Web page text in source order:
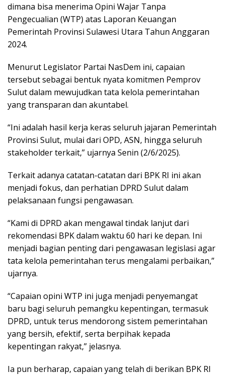
dimana bisa menerima Opini Wajar Tanpa
Pengecualian (WTP) atas Laporan Keuangan
Pemerintah Provinsi Sulawesi Utara Tahun Anggaran
2024.
Menurut Legislator Partai NasDem ini, capaian
tersebut sebagai bentuk nyata komitmen Pemprov
Sulut dalam mewujudkan tata kelola pemerintahan
yang transparan dan akuntabel.
“Ini adalah hasil kerja keras seluruh jajaran Pemerintah
Provinsi Sulut, mulai dari OPD, ASN, hingga seluruh
stakeholder terkait,” ujarnya Senin (2/6/2025).
Terkait adanya catatan-catatan dari BPK RI ini akan
menjadi fokus, dan perhatian DPRD Sulut dalam
pelaksanaan fungsi pengawasan.
“Kami di DPRD akan mengawal tindak lanjut dari
rekomendasi BPK dalam waktu 60 hari ke depan. Ini
menjadi bagian penting dari pengawasan legislasi agar
tata kelola pemerintahan terus mengalami perbaikan,”
ujarnya.
“Capaian opini WTP ini juga menjadi penyemangat
baru bagi seluruh pemangku kepentingan, termasuk
DPRD, untuk terus mendorong sistem pemerintahan
yang bersih, efektif, serta berpihak kepada
kepentingan rakyat,” jelasnya.
Ia pun berharap, capaian yang telah di berikan BPK RI